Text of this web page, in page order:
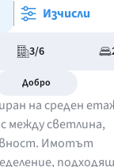
Изчисли
3/6
Добро
на среден
между светлина,
Имотът